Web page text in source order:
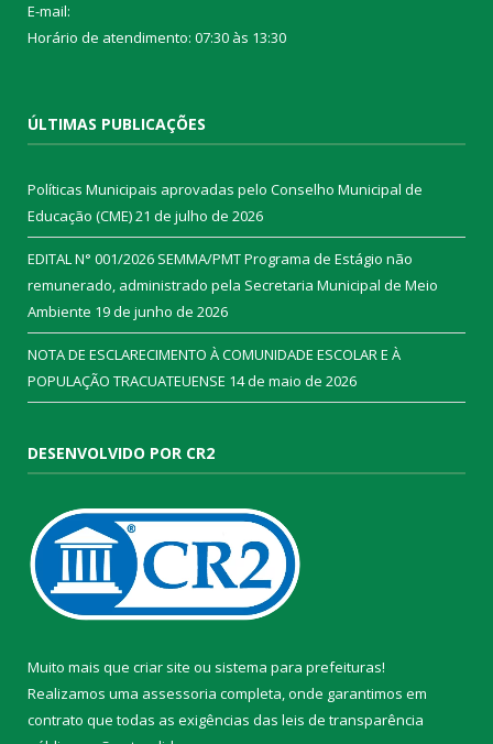
E-mail:
Horário de atendimento: 07:30 às 13:30
ÚLTIMAS PUBLICAÇÕES
Políticas Municipais aprovadas pelo Conselho Municipal de
Educação (CME)21 de julho de 2026
EDITAL N° 001/2026 SEMMA/PMT Programa de Estágio não
remunerado, administrado pela Secretaria Municipal de Meio
Ambiente 19 de junho de 2026
NOTA DE ESCLARECIMENTO À COMUNIDADE ESCOLAR E À
POPULAÇÃO TRACUATEUENSE 14 de maio de 2026
DESENVOLVIDO POR CR2
Muito mais que criar site ou sistema para prefeituras!
Realizamos uma assessoria completa, onde garantimos em
contrato que todas as exigências das leis de transparência